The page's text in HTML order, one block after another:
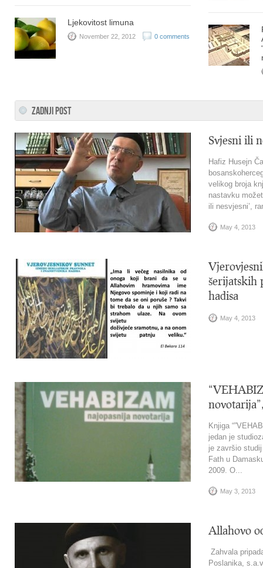
Ljekovitost limuna
November 22, 2012 0 comments
ZADNJI POST
Svjesni ili
Hafiz Husejn
velikog broja
nastavku
ili nesvjesni’,
May 4, 2013
šerijatskih
hadisa
May 4, 2013
Knjiga
jedan je
je završio
Fath u
2009. O...
May 3, 2013
Allahovo
Zahvala
Poslanika,